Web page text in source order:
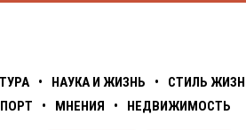
• НАУКА И ЖИЗНЬ •
СТИЛЬ
• МНЕНИЯ • НЕДВИЖИМОСТЬ